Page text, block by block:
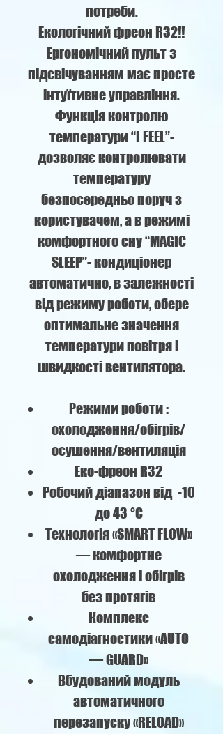
потреби.
Екологічний фреон R32!!
Ергономічний пульт з
підсвічуванням має просте
інтуїтивне управління.
Функція контролю
температури “I FEEL”-
дозволяє контролювати
температуру
безпосередньо поруч з
користувачем, а в режимі
комфортного сну “MAGIC
SLEEP”- кондиціонер
автоматично, в залежності
від режиму роботи, обере
оптимальне значення
температури повітря і
швидкості вентилятора.
Режими роботи :
охолодження/обігрів/
осушення/вентиляція
Еко-фреон R32
Робочий діапазон від -10
до 43 °C
Технологія «SMART FLOW»
— комфортне
охолодження і обігрів
без протягів
Комплекс
самодіагностики «AUTO
— GUARD»
Вбудований модуль
автоматичного
перезапуску «RELOAD»